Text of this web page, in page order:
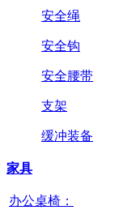
安全绳
安全钩
安全腰带
支架
缓冲装备
家具
办公桌椅：